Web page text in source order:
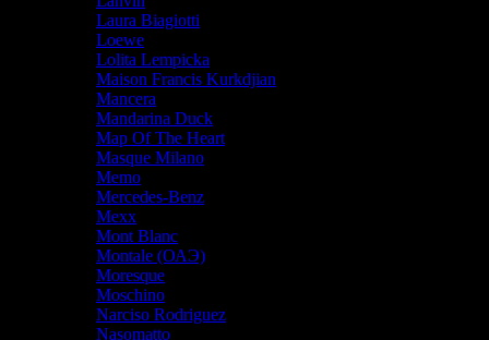
Laura Biagiotti
Loewe
Lolita Lempicka
Maison Francis Kurkdjian
Mancera
Mandarina Duck
Map Of The Heart
Masque Milano
Memo
Mercedes-Benz
Mexx
Mont Blanc
Montale (ОАЭ)
Moresque
Moschino
Narciso Rodriguez
Nasomatto